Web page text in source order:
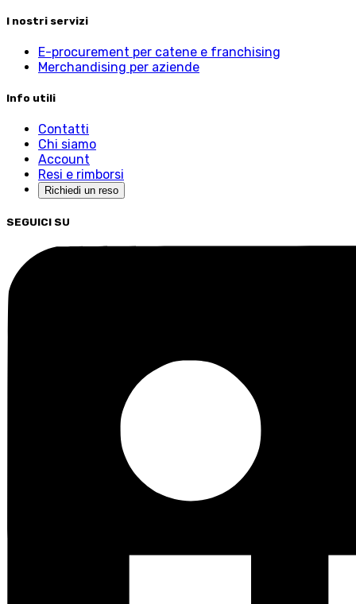
I nostri servizi
E-procurement per catene e franchising
Merchandising per aziende
Info utili
Contatti
Chi siamo
Account
Resi e rimborsi
Richiedi un reso
SEGUICI SU